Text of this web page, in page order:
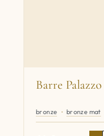
Barre Palazzo
bronze bronze mat